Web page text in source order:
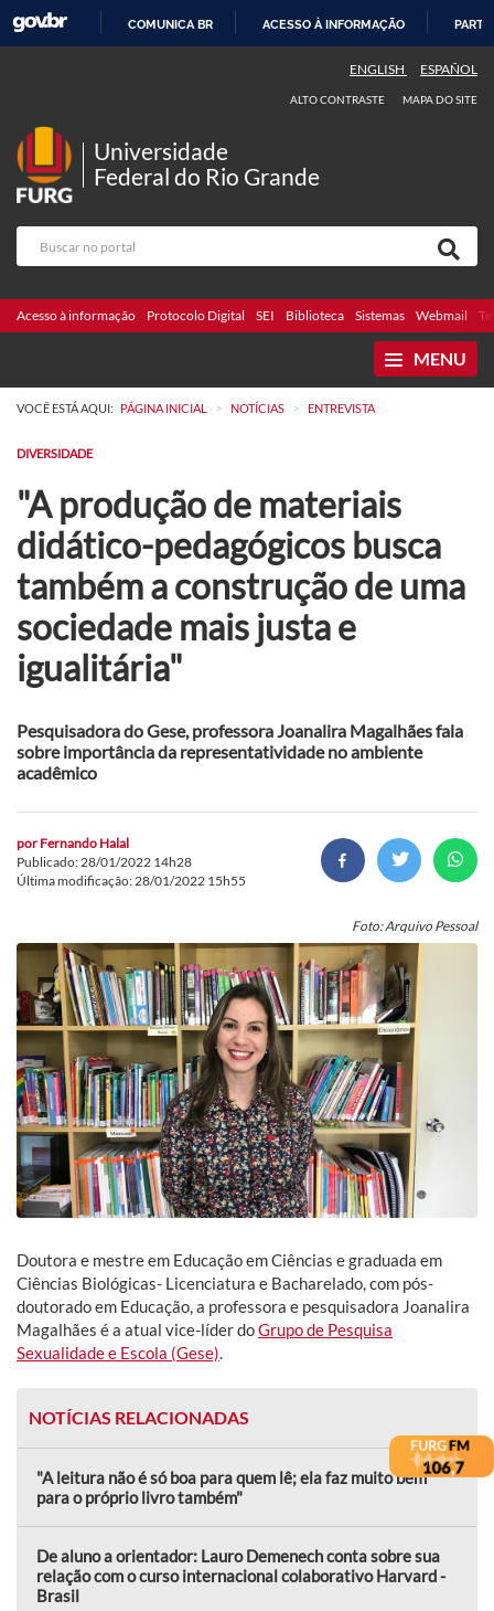
COMUNICA BR ACESSO À INFORMAÇÃO
ENGLISH ESPAÑOL
ALTO CONTRASTE MAPA DO SITE
Universidade
Federal do Rio Grande
Acesso à informação Protocolo Digital SEI Biblioteca Sistemas Webmail
MENU
VOCÊ ESTÁ AQUI: PÁGINA INICIAL > NOTÍCIAS > ENTREVISTA
DIVERSIDADE
"A produção de materiais
didático-pedagógicos busca
também a construção de uma
sociedade mais justa e
igualitária"
Pesquisadora do Gese, professora Joanalira Magalhães fala
sobre importância da representatividade no ambiente
acadêmico
por Fernando Halal
Publicado: 28/01/2022 14h28
Última modificação: 28/01/2022 15h55
Foto: Arquivo Pessoal
Doutora e mestre em Educação em Ciências e graduada em
Ciências Biológicas- Licenciatura e Bacharelado, com pós-
doutorado em Educação, a professora e pesquisadora Joanalira
Magalhães é a atual vice-líder doGrupo de Pesquisa
Sexualidade e Escola (Gese).
NOTÍCIAS RELACIONADAS
"A leitura não é só boa para quem lê; ela faz muito bem
para o próprio livro também"
De aluno a orientador: Lauro Demenech conta sobre sua
relação com o curso internacional colaborativo Harvard -
Brasil